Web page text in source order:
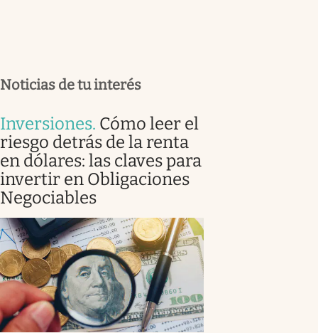
Noticias de tu interés
Inversiones. Cómo leer el
riesgo detrás de la renta
en dólares: las claves para
invertir en Obligaciones
Negociables